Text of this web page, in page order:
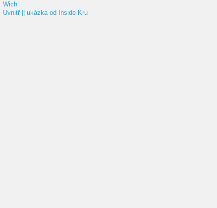
Wich
Uvnitř || ukázka od Inside Kru